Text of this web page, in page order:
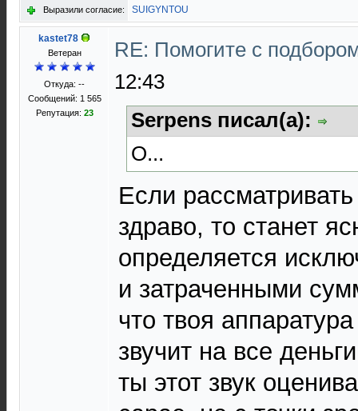
Выразили согласие: SUIGYNTOU
kastet78
Ветеран
Откуда: --
Сообщений: 1 565
Репутация: 23
RE: Помогите с
12:43
Serpens писал(а):
О...
Если
здраво, то станет
определяется
и затраченными
что твоя
звучит на все
ты этот звук